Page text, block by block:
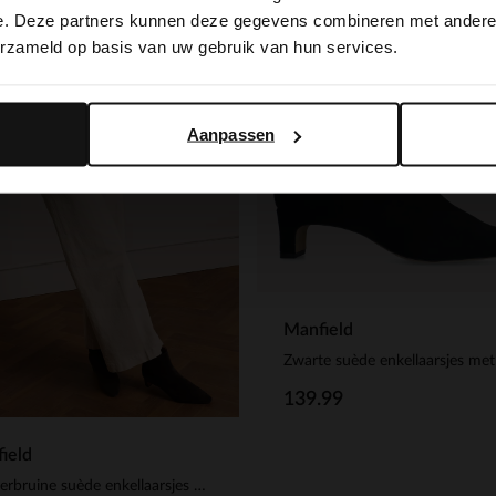
Deze partners kunnen deze gegevens combineren met
op basis van uw gebruik van hun services.
Aanpassen
Donkerbruine suède enkellaarsjes met hak
Manfield
Zwarte suède enkellaarsjes
139.99